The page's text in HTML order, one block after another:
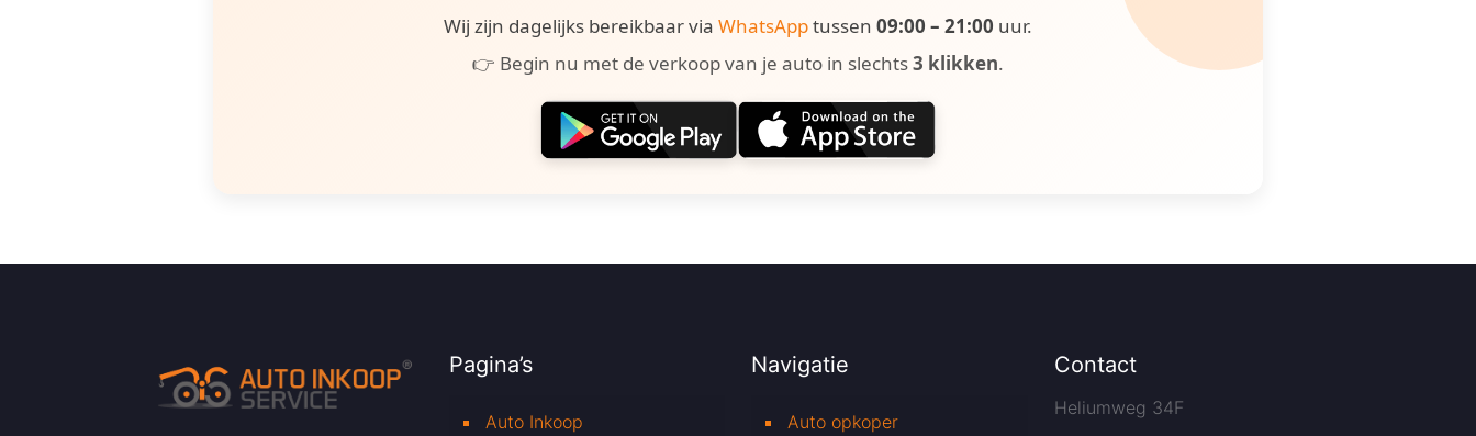
Wij zijn dagelijks bereikbaar via WhatsApptussen 09:00 – 21:00 uur.
👉 Begin nu met de verkoop van je auto in slechts3 klikken.
Pagina’s
Auto Inkoop
Navigatie
Auto opkoper
Contact
Heliumweg 34F